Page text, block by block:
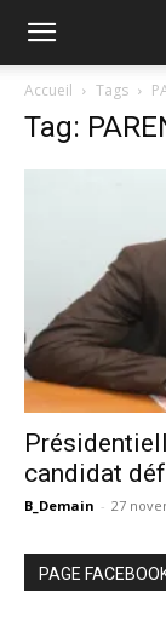
Accueil Tags
Tag:
candidat
B_Demain - 27
PAGE